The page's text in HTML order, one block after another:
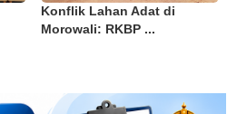
Konflik Lahan Adat di
Morowali: RKBP ...